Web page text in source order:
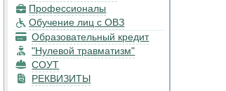
процесса. Доступная среда
Платные образовательные
услуги
Финансово-хозяйственная
деятельность
Профессионалы
Обучение лиц с ОВЗ
Образовательный кредит
"Нулевой травматизм"
СОУТ
РЕКВИЗИТЫ